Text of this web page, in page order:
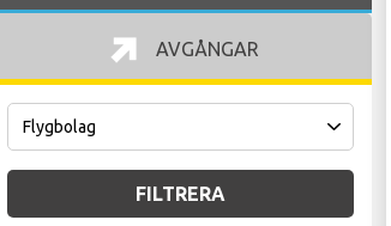
AVGÅNGAR
FILTRERA